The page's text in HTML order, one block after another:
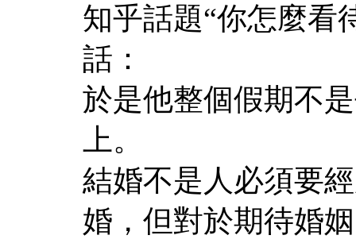
知乎話題“你怎麼看
話：
於是他整個假期不
上。
結婚不是人必須要
婚，但對於期待婚